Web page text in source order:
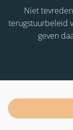
Niet
terugstuurbeleid
geven